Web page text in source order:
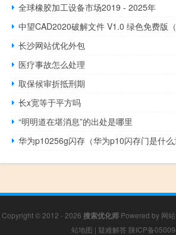
全球橡胶加工设备市场2019 - 2025年
长沙网站优化外包
医疗事故怎么处理
取保候审折抵刑期
长x宽等于平方吗
“明明道在堪消息”的出处是哪里
华为p10256g闪存（华为p10闪存门是什么
Copyright © 2012 - 2026 搜索优化师 Powered by 网
站地图 | 疑难解答 陕ICP备